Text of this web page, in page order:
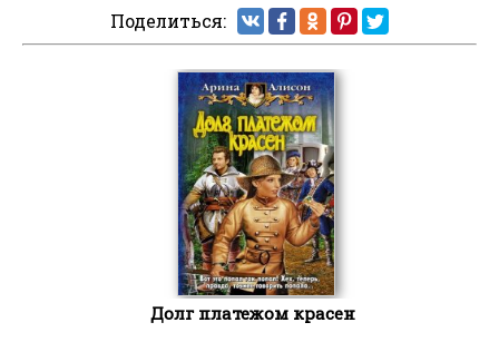
Поделиться:
Долг платежом красен